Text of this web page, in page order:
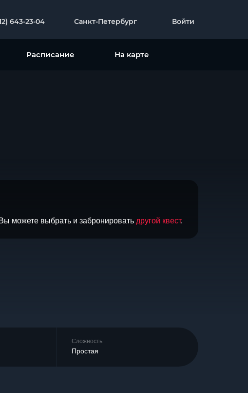
643-23-04 Санкт-Петербург Войти
Расписание На карте
можете выбрать и забронировать другой квест.
Сложность
Простая